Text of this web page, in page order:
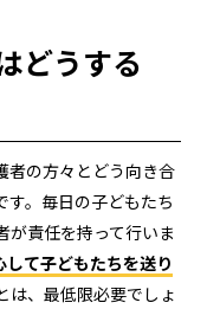
どうする
者の方々とどう向き合
す。毎日の子どもたち
が責任を持って行いま
て子どもたちを送り
は、最低限必要でしょ